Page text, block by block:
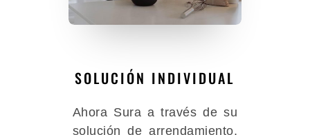
SOLUCIÓN INDIVIDUAL
Ahora Sura a través de su
solución de arrendamiento,